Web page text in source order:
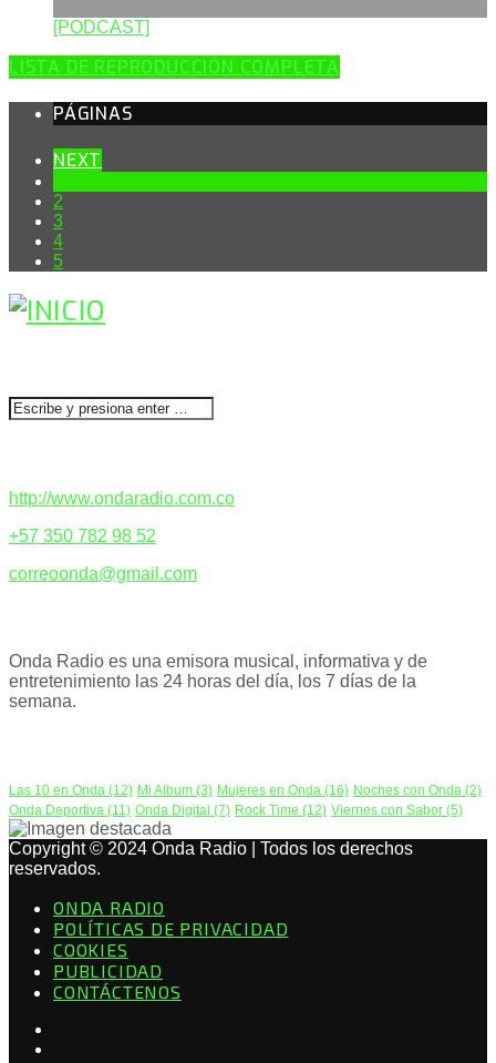
[PODCAST]
LISTA DE REPRODUCCIÓN COMPLETA
PÁGINAS
NEXT
2
3
4
5
http://www.ondaradio.com.co
+57 350 782 98 52
correoonda@gmail.com
Onda Radio es una emisora musical, informativa y de
entretenimiento las 24 horas del día, los 7 días de la
semana.
Las 10 en Onda (12) Mi Album (3) Mujeres en Onda (16) Noches con Onda (2)
Onda Deportiva (11) Onda Digital (7) Rock Time (12) Viernes con Sabor (5)
Copyright © 2024 Onda Radio | Todos los derechos
reservados.
ONDA RADIO
POLÍTICAS DE PRIVACIDAD
COOKIES
PUBLICIDAD
CONTÁCTENOS